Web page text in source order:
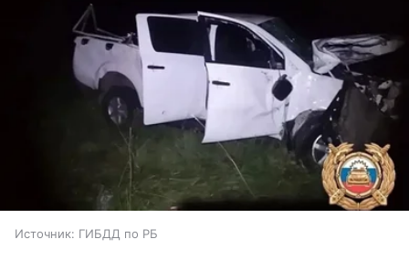
Источник: ГИБДД по РБ